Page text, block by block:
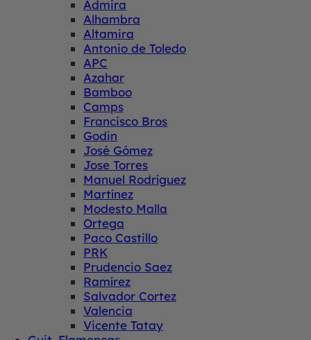
Admira
Alhambra
Altamira
Antonio de Toledo
APC
Azahar
Bamboo
Camps
Francisco Bros
Godin
José Gómez
Jose Torres
Manuel Rodríguez
Martínez
Modesto Malla
Ortega
Paco Castillo
PRK
Prudencio Saez
Ramírez
Salvador Cortez
Valencia
Vicente Tatay